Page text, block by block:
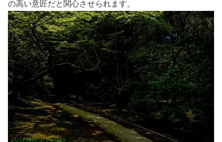
の高い意匠だと関心させられます。